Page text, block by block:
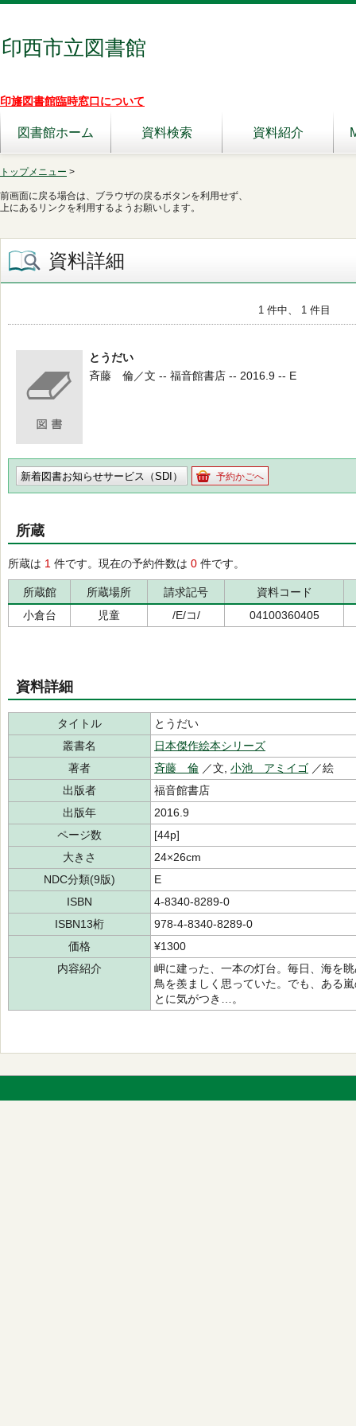
印西市立図書館
印旛図書館臨時窓口について
図書館ホーム 資料検索 資料紹介
トップメニュー >
前画面に戻る場合は、ブラウザの戻るボタンを利用せず、
上にあるリンクを利用するようお願いします。
資料詳細
1 件中、 1 件目
とうだい
斉藤 倫／文 -- 福音館書店 -- 2016.9 -- E
新着図書お知らせサービス（SDI） 予約かごへ
所蔵
所蔵は 1 件です。現在の予約件数は 0 件です。
所蔵館 所蔵場所 請求記号
資料コード
小倉台
児童 /E/コ/ 04100360405
資料詳細
タイトル
とうだい
叢書名
日本傑作絵本シリーズ
著者
斉藤 倫 ／文, 小池 アミイゴ ／絵
出版者
福音館書店
出版年
2016.9
ページ数
[44p]
大きさ
24×26cm
NDC分類(9版)
E
ISBN
4-8340-8289-0
ISBN13桁
978-4-8340-8289-0
価格
¥1300
内容紹介
岬に建った、一本の灯台。毎日、海を
鳥を羨ましく思っていた。でも、ある
とに気がつき…。